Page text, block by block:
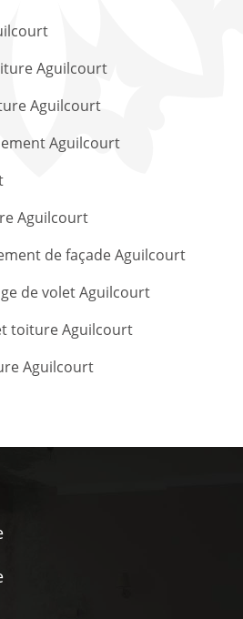
Aguilcourt
Aguilcourt
Aguilcourt
Aguilcourt
de façade Aguilcourt
de volet Aguilcourt
toiture Aguilcourt
Aguilcourt